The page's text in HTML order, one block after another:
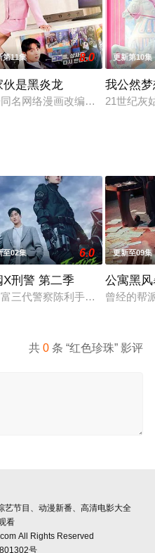
双重人格的男人和喜欢他的
第11集 8.0
伙是黑炎龙
名网络漫画改编的作品，讲述
更新第10集
我公然
21世纪灰
에 “하니가 KBS2 새 주말
至02集 6.0
X刑警 第二季
三代警察陈利手（安普贤 饰
更新至09集
公寓黑
曾经的帮
共0 条 “红色珍珠” 影评
艺节目、动漫新番、高清电影大全
看
All Rights Reserved
号